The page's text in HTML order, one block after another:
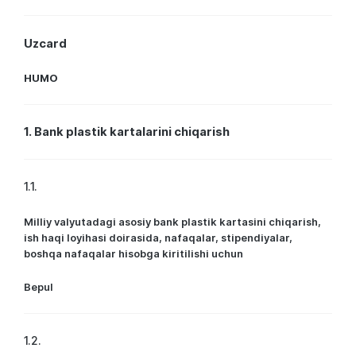
Uzcard
HUMO
1. Bank plastik kartalarini chiqarish
1.1.
Milliy valyutadagi asosiy bank plastik kartasini chiqarish,
ish haqi loyihasi doirasida, nafaqalar, stipendiyalar,
boshqa nafaqalar hisobga kiritilishi uchun
Bepul
1.2.